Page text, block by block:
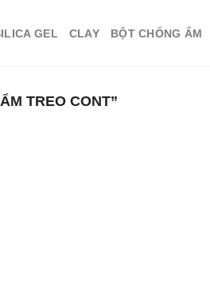
GEL CLAY BỘT CHỐNG ẨM
TREO CONT”